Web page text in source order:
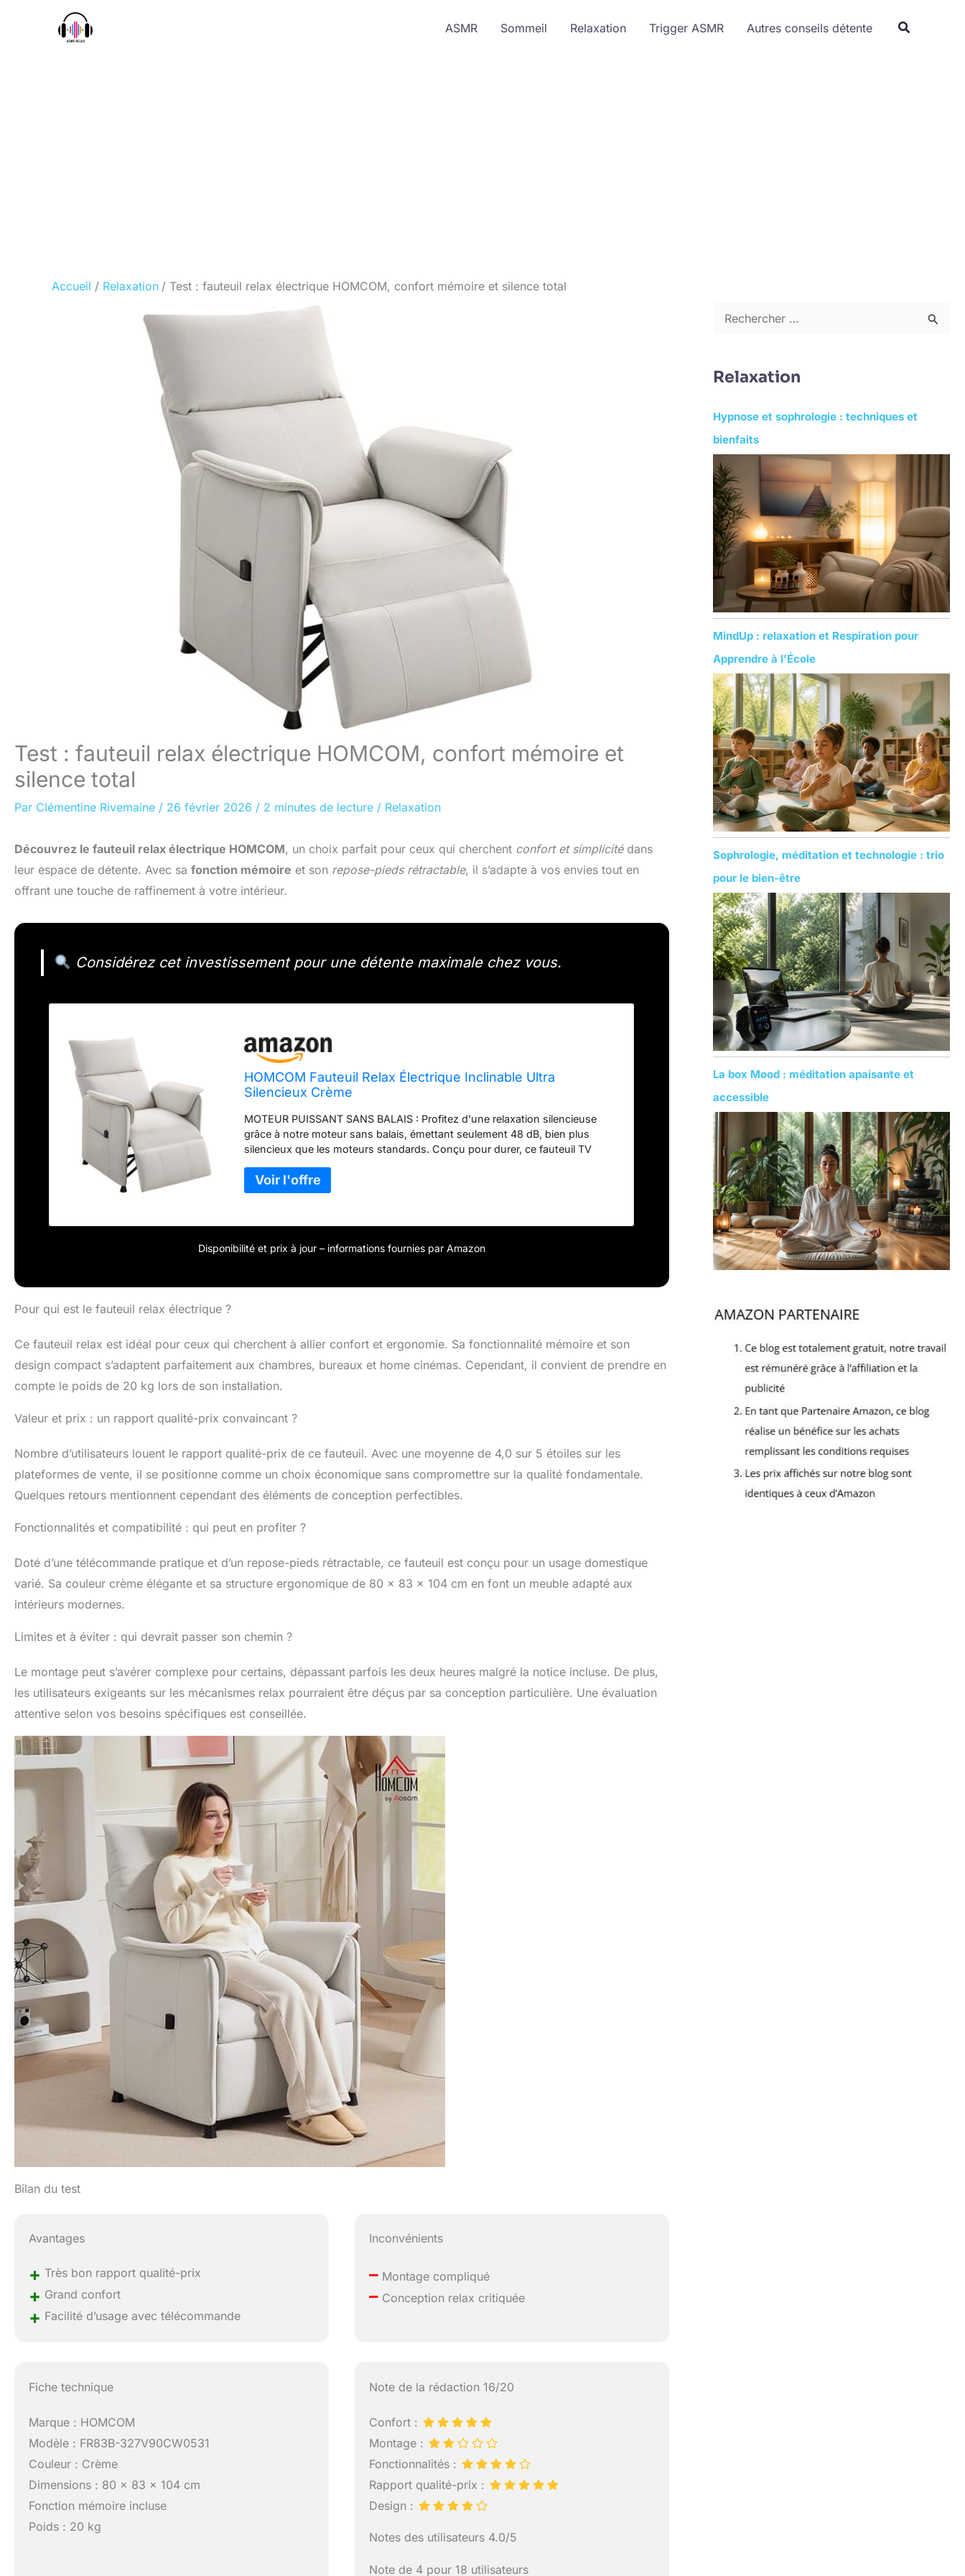
ASMR Sommeil Relaxation Trigger ASMR Autres conseils détente
Accueil Relaxation Test : fauteuil relax électrique HOMCOM, confort mémoire et silence total
Test : fauteuil relax électrique HOMCOM, confort mémoire et
silence total
Par Clémentine Rivemaine / 26 février 2026 / 2 minutes de lecture / Relaxation
Découvrez le fauteuil relax électrique HOMCOM, un choix parfait pour ceux qui cherchent confort et simplicitédans
leur espace de détente. Avec sa fonction mémoire et son repose-pieds rétractable, il s’adapte à vos envies tout en
offrant une touche de raffinement à votre intérieur.
Considérez cet investissement pour une détente maximale chez vous.
HOMCOM Fauteuil Relax Électrique Inclinable Ultra
Silencieux Crème
MOTEUR PUISSANT SANS BALAIS : Profitez d'une relaxation silencieuse
grâce à notre moteur sans balais, émettant seulement 48 dB, bien plus
silencieux que les moteurs standards. Conçu pour durer, ce fauteuil TV
accrue. CONFORT PERSONNALISABLE : Profitez d'une inclinaison continue à
160° et d'un repose-pieds ajustable via une télécommande intuitive. La
position préférée pour un confort optimal après une journée bien remplie.
velours résistant aux éraflures et griffes des animaux est facile à entretenir.
pour les familles propriétaires d'animaux. EXPÉRIENCE D'ASSISE
une détente totale. SPÉCIFICATIONS : Dimensions totales : 80l x 83P x 104H
cm (position droite), 80l x 162P x 67H cm (position inclinée). Charge max.
recommandée : 135 kg. Poche latérale incluse. Montage nécessaire.
Disponibilité et prix à jour – informations fournies par Amazon
Pour qui est le fauteuil relax électrique ?
Ce fauteuil relax est idéal pour ceux qui cherchent à allier confort et ergonomie. Sa fonctionnalité mémoire et son
design compact s’adaptent parfaitement aux chambres, bureaux et home cinémas. Cependant, il convient de prendre en
compte le poids de 20 kg lors de son installation.
Valeur et prix : un rapport qualité-prix convaincant ?
Nombre d’utilisateurs louent le rapport qualité-prix de ce fauteuil. Avec une moyenne de 4,0 sur 5 étoiles sur les
plateformes de vente, il se positionne comme un choix économique sans compromettre sur la qualité fondamentale.
Quelques retours mentionnent cependant des éléments de conception perfectibles.
Fonctionnalités et compatibilité : qui peut en profiter ?
Doté d’une télécommande pratique et d’un repose-pieds rétractable, ce fauteuil est conçu pour un usage domestique
varié. Sa couleur crème élégante et sa structure ergonomique de 80 x 83 x 104 cm en font un meuble adapté aux
intérieurs modernes.
Limites et à éviter : qui devrait passer son chemin ?
Le montage peut s’avérer complexe pour certains, dépassant parfois les deux heures malgré la notice incluse. De plus,
les utilisateurs exigeants sur les mécanismes relax pourraient être déçus par sa conception particulière. Une évaluation
attentive selon vos besoins spécifiques est conseillée.
Bilan du test
Avantages
+ Très bon rapport qualité-prix
+ Grand confort
+ Facilité d’usage avec télécommande
Inconvénients
– Montage compliqué
– Conception relax critiquée
Fiche technique
Marque : HOMCOM
Modèle : FR83B-327V90CW0531
Couleur : Crème
Dimensions : 80 x 83 x 104 cm
Fonction mémoire incluse
Poids : 20 kg
Note de la rédaction 16/20
Confort :
Montage :
Fonctionnalités :
Rapport qualité-prix :
Design :
Notes des utilisateurs 4.0/5
Note de 4 pour 18 utilisateurs
c
e
r
h
e
r
:
Relaxation
Hypnose et sophrologie : techniques et
bienfaits
MindUp : relaxation et Respiration pour
Apprendre à l’École
Sophrologie, méditation et technologie : trio
pour le bien-être
La box Mood : méditation apaisante et
accessible